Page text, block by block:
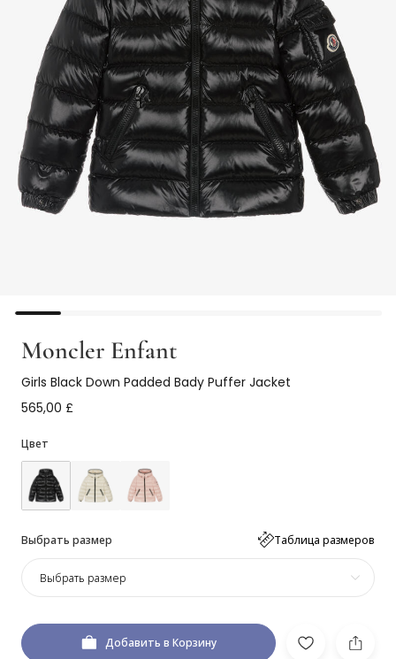
Moncler Enfant
Girls Black Down Padded Bady Puffer Jacket
565,00 £
Цвет
Выбрать размер Таблица размеров
Выбрать размер
Добавить в Корзину